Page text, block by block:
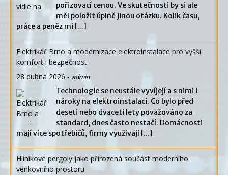
pořizovací cenou. Ve skutečnosti by si ale
měl položit úplně jinou otázku. Kolik času,
práce a peněz mi [...]
Elektrikář Brno a modernizace elektroinstalace pro vyšší
komfort i bezpečnost
28 dubna 2026 - admin
Technologie se neustále vyvíjejí a s nimi i
nároky na elektroinstalaci. Co bylo před
deseti nebo dvaceti lety považováno za
standard, dnes často nestačí. Domácnosti
mají více spotřebičů, firmy využívají [...]
Hliníkové pergoly jako přirozená součást moderního
venkovního prostoru